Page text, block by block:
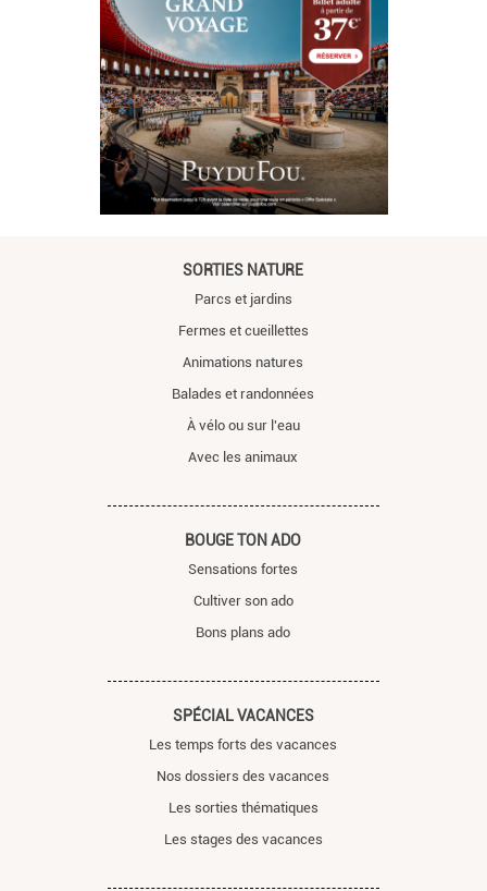
SORTIES NATURE
Parcs et jardins
Fermes et cueillettes
Animations natures
Balades et randonnées
À vélo ou sur l'eau
Avec les animaux
BOUGE TON ADO
Sensations fortes
Cultiver son ado
Bons plans ado
SPÉCIAL VACANCES
Les temps forts des vacances
Nos dossiers des vacances
Les sorties thématiques
Les stages des vacances